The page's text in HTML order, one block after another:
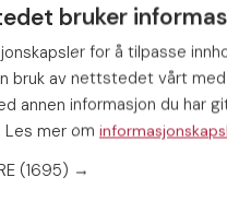
ring på fingeren lokke
kvinner foretrekker
av andre kvinner.
fremtidige make,
opptatte menn.
bruker
for å tilpasse
bruk av nettstedet vårt
annen informasjon du har
mer om
(1695) →